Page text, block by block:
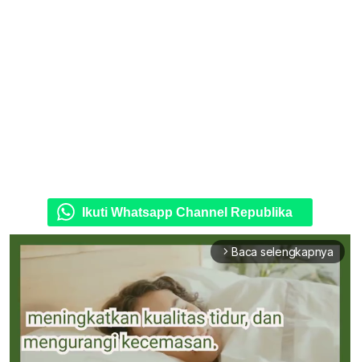
Ikuti Whatsapp Channel Republika
arrow_forward_ios Baca selengkapnya